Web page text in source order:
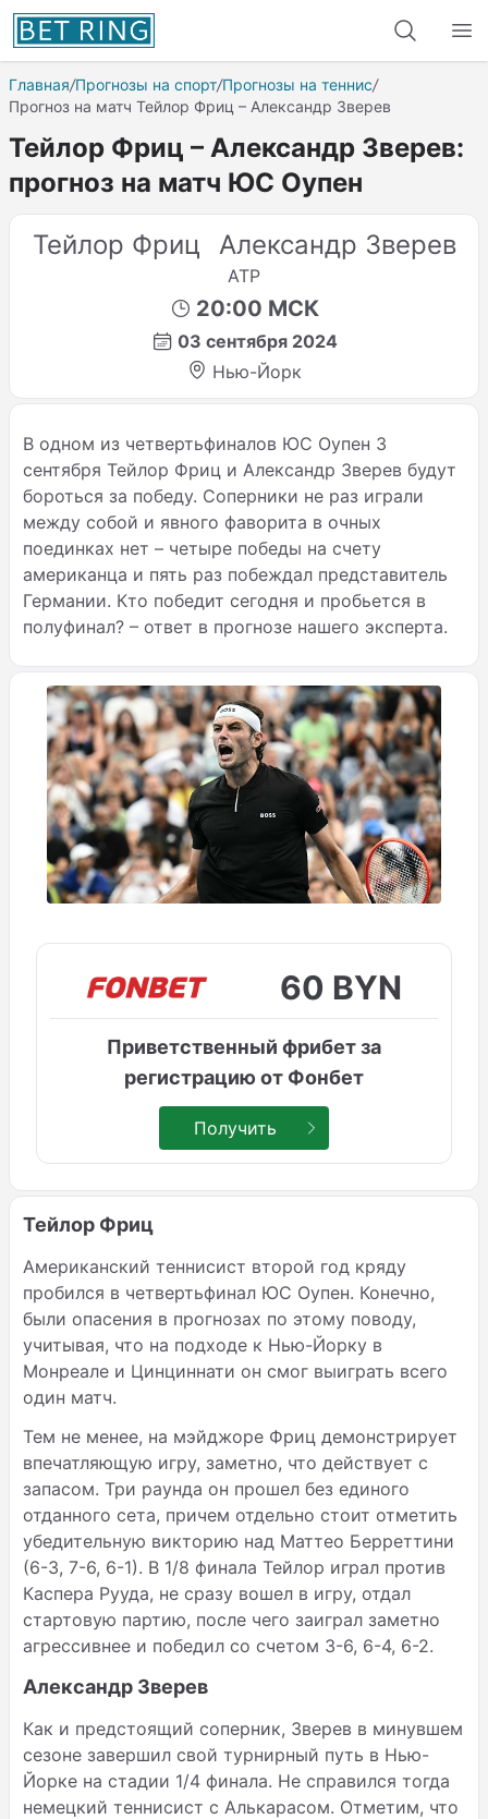
Главная/Прогнозы на спорт/Прогнозы на теннис/
Прогноз на матч Тейлор Фриц – Александр Зверев
Тейлор Фриц – Александр Зверев:
прогноз на матч ЮС Оупен
Тейлор Фриц
Александр Зверев
ATP
20:00 МСК
03 сентября 2024
Нью-Йорк
В одном из четвертьфиналов ЮС Оупен 3
сентября Тейлор Фриц и Александр Зверев будут
бороться за победу. Соперники не раз играли
между собой и явного фаворита в очных
поединках нет – четыре победы на счету
американца и пять раз побеждал представитель
Германии. Кто победит сегодня и пробьется в
полуфинал? – ответ в прогнозе нашего эксперта.
60 BYN
Приветственный фрибет за
регистрацию от Фонбет
Получить
Тейлор Фриц
Американский теннисист второй год кряду
пробился в четвертьфинал ЮС Оупен. Конечно,
были опасения в прогнозах по этому поводу,
учитывая, что на подходе к Нью-Йорку в
Монреале и Цинциннати он смог выиграть всего
один матч.
Тем не менее, на мэйджоре Фриц демонстрирует
впечатляющую игру, заметно, что действует с
запасом. Три раунда он прошел без единого
отданного сета, причем отдельно стоит отметить
убедительную викторию над Маттео Берреттини
(6-3, 7-6, 6-1). В 1/8 финала Тейлор играл против
Каспера Рууда, не сразу вошел в игру, отдал
стартовую партию, после чего заиграл заметно
агрессивнее и победил со счетом 3-6, 6-4, 6-2.
Александр Зверев
Как и предстоящий соперник, Зверев в минувшем
сезоне завершил свой турнирный путь в Нью-
Йорке на стадии 1/4 финала. Не справился тогда
немецкий теннисист с Алькарасом. Отметим, что